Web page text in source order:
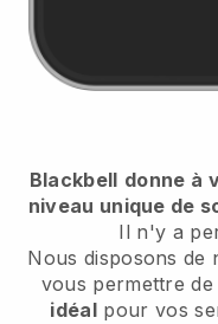
Blackbell donne à
niveau unique de
Il n'y a
Nous disposons de
vous permettre de
idéal pour vos